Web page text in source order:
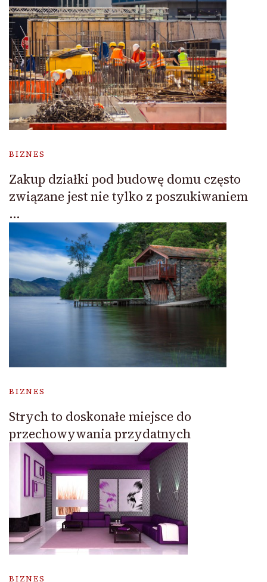
BIZNES
Zakup działki pod budowę domu często
związane jest nie tylko z poszukiwaniem
…
BIZNES
Strych to doskonałe miejsce do
przechowywania przydatnych
BIZNES